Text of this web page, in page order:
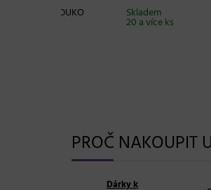
Skladem
20 a více ks
PROČ NAKOUPIT
Dárky k